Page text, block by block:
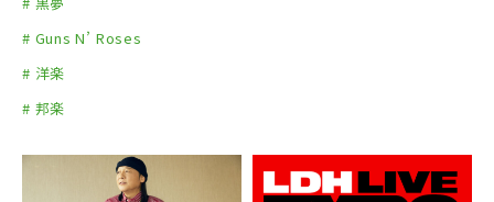
# Guns N’ Roses
# 洋楽
# 邦楽